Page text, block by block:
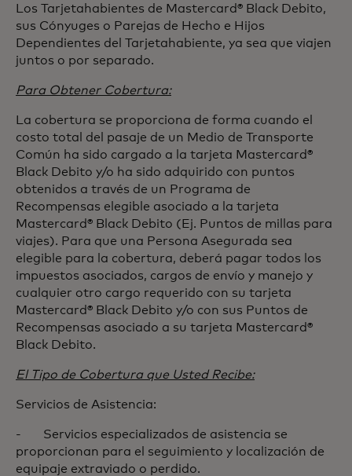
Los Tarjetahabientes de Mastercard® Black Debito,
sus Cónyuges o Parejas de Hecho e Hijos
Dependientes del Tarjetahabiente, ya sea que viajen
juntos o por separado.
Para Obtener Cobertura:
La cobertura se proporciona de forma cuando el
costo total del pasaje de un Medio de Transporte
Común ha sido cargado a la tarjeta Mastercard®
Black Debito y/o ha sido adquirido con puntos
obtenidos a través de un Programa de
Recompensas elegible asociado a la tarjeta
Mastercard® Black Debito (Ej. Puntos de millas para
viajes). Para que una Persona Asegurada sea
elegible para la cobertura, deberá pagar todos los
impuestos asociados, cargos de envío y manejo y
cualquier otro cargo requerido con su tarjeta
Mastercard® Black Debito y/o con sus Puntos de
Recompensas asociado a su tarjeta Mastercard®
Black Debito.
El Tipo de Cobertura que Usted Recibe:
Servicios de Asistencia:
- Servicios especializados de asistencia se
proporcionan para el seguimiento y localización de
equipaje extraviado o perdido.